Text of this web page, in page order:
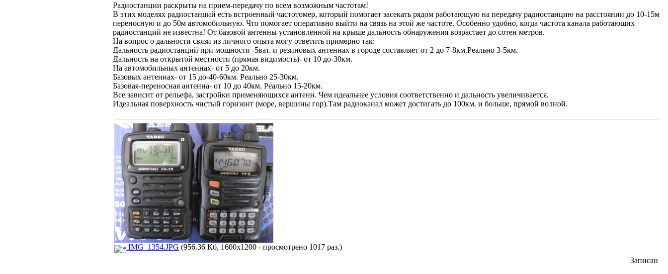
Радиостанции раскрыты на прием-передачу по всем возможным частотам!
В этих моделях радиостанций есть встроенный частотомер, который помогает засекать рядом работающую на передачу радиостанцию на расстоянии до 10-15м
переносную и до 50м автомобильную. Что помогает оперативно выйти на связь на этой же частоте. Особенно удобно, когда частота канала работающих
радиостанций не известна! От базовой антенны установленной на крыше дальность обнаружения возрастает до сотен метров.
На вопрос о дальности связи из личного опыта могу ответить примерно так:
Дальность радиостанций при мощности -5ват. и резиновых антеннах в городе составляет от 2 до 7-8км.Реально 3-5км.
Дальность на открытой местности (прямая видимость)- от 10 до-30км.
На автомобильных антеннах- от 5 до 20км.
Базовых антеннах- от 15 до-40-60км. Реально 25-30км.
Базовая-переносная антенна- от 10 до 40км. Реально 15-20км.
Все зависит от рельефа, застройки применяющихся антенн. Чем идеальнее условия соответственно и дальность увеличивается.
Идеальная поверхность чистый горизонт (море, вершины гор).Там радиоканал может достигать до 100км. и больше, прямой волной.
IMG_1354.JPG (956.36 Кб, 1600x1200 - просмотрено 1017 раз.)
Записан